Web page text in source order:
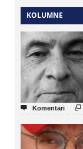
KOLUMNE
 Komentari 